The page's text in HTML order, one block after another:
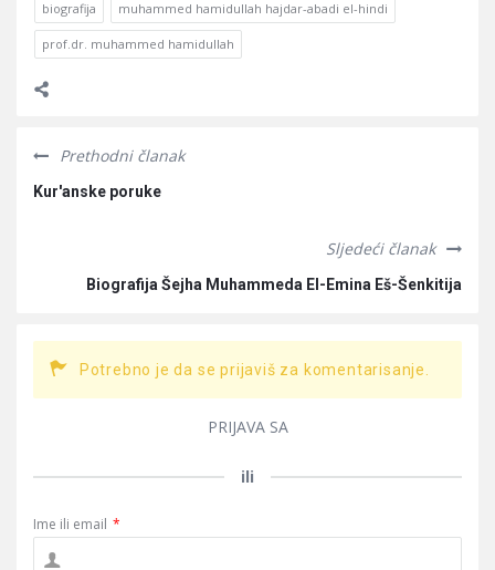
biografija muhammed hamidullah hajdar-abadi el-hindi
prof.dr. muhammed hamidullah
Prethodni članak
Kur'anske poruke
Sljedeći članak
Biografija Šejha Muhammeda El-Emina Eš-Šenkitija
Potrebno je da se prijaviš za komentarisanje.
PRIJAVA SA
ili
Ime ili email *